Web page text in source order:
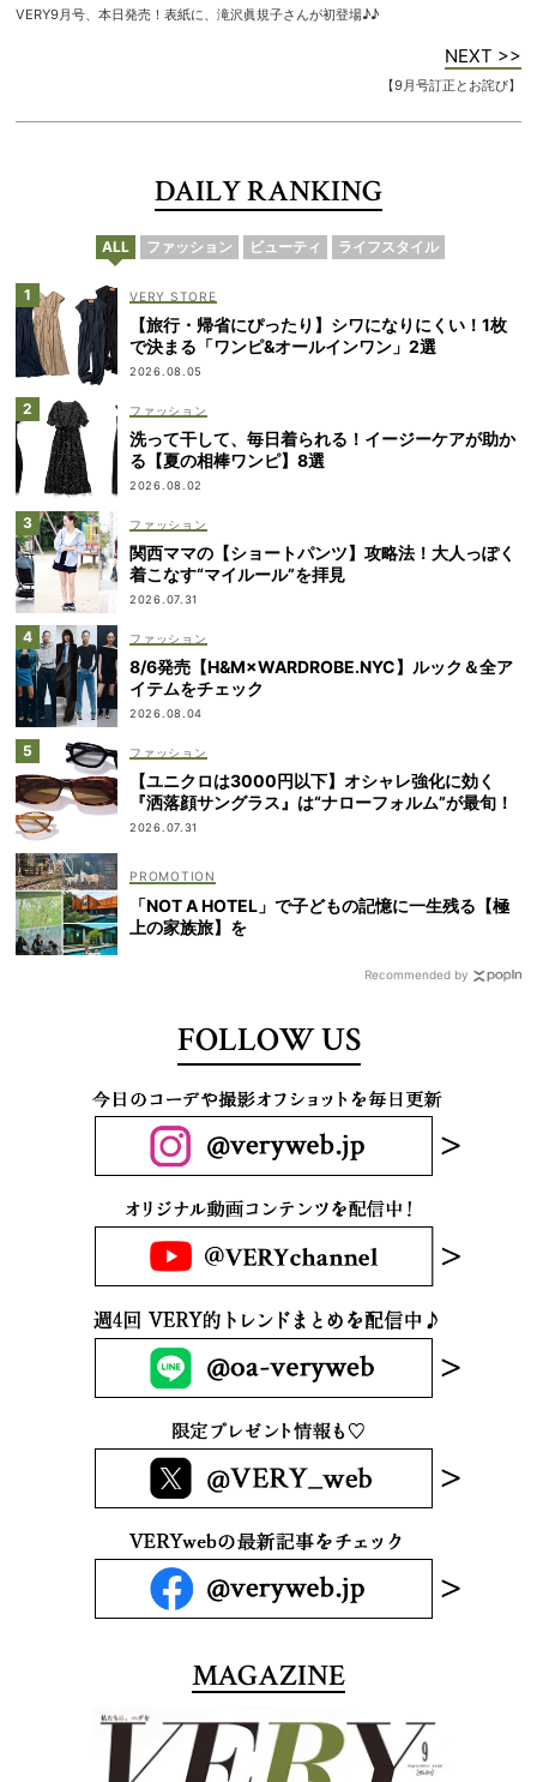
VERY9月号、本日発売！表紙に、滝沢眞規子さんが初登場♪♪
NEXT >>
【9月号訂正とお詫び】
DAILY RANKING
ALL ファッション ビューティ ライフスタイル
VERY STORE
【旅行・帰省にぴったり】シワになりにくい！1枚
で決まる「ワンピ&オールインワン」2選
2026.08.05
ファッション
洗って干して、毎日着られる！イージーケアが助か
る【夏の相棒ワンピ】8選
2026.08.02
ファッション
関西ママの【ショートパンツ】攻略法！大人っぽく
着こなす“マイルール”を拝見
2026.07.31
ファッション
8/6発売【H&M×WARDROBE.NYC】ルック＆全ア
イテムをチェック
2026.08.04
ファッション
【ユニクロは3000円以下】オシャレ強化に効く
『洒落顔サングラス』は“ナローフォルム”が最旬！
2026.07.31
「NOT A HOTEL」で子どもの記憶に一生残る【極
上の家族旅】を
Recommended by
FOLLOW US
MAGAZINE